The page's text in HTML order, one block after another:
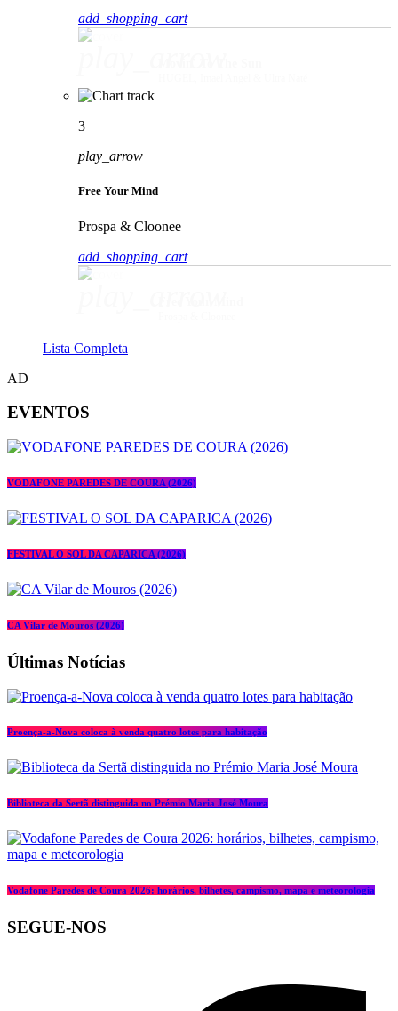
add_shopping_cart
3
play_arrow
Free Your Mind
Prospa & Cloonee
add_shopping_cart
Lista Completa
AD
EVENTOS
VODAFONE PAREDES DE COURA (2026)
FESTIVAL O SOL DA CAPARICA (2026)
CA Vilar de Mouros (2026)
Últimas Notícias
Proença-a-Nova coloca à venda quatro lotes para habitação
Biblioteca da Sertã distinguida no Prémio Maria José Moura
Vodafone Paredes de Coura 2026: horários, bilhetes, campismo, mapa e meteorologia
SEGUE-NOS